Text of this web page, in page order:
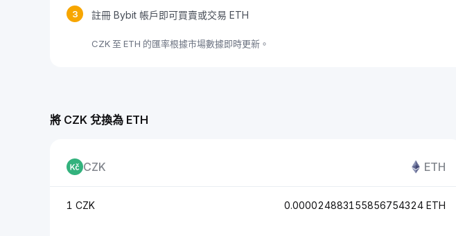
3 註冊 Bybit 帳戶即可買賣或交易 ETH
CZK 至 ETH 的匯率根據市場數據即時更新。
將 CZK 兌換為 ETH
CZK ETH
1 CZK 0.000024883155856754324 ETH